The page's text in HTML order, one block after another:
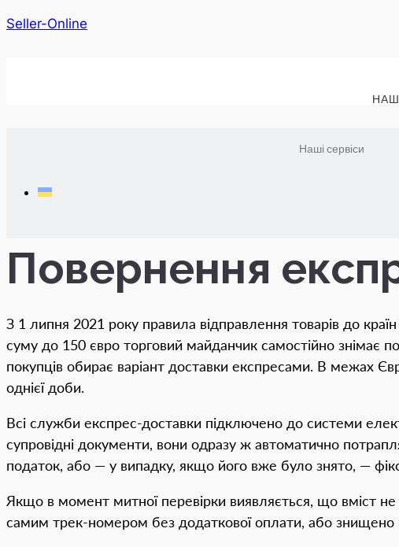
Seller-Online
Наші сервіси
Повернення
З 1 липня 2021 року правила відправлення товарів до
суму до 150 євро торговий майданчик самостійно знімає
покупців обирає варіант доставки експресами. В межах
однієї доби.
Всі служби експрес-доставки підключено до системи
супровідні документи, вони одразу ж автоматично
податок, або — у випадку, якщо його вже було знято, —
Якщо в момент митної перевірки виявляється, що вміст
самим трек-номером без додаткової оплати, або знищено